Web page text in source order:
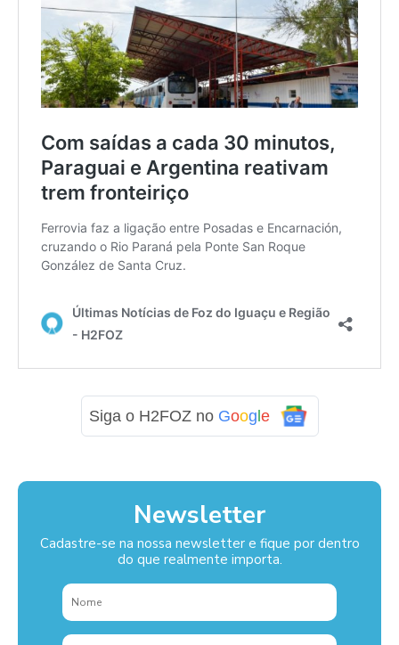
Siga o H2FOZ no Google
Newsletter
Cadastre-se na nossa newsletter e fique por dentro
do que realmente importa.